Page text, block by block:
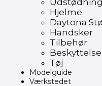
Udstødning
Hjelme
Daytona
Handsker
Tilbehør
Beskyttelse
Tøj
Modelguide
Værkstedet